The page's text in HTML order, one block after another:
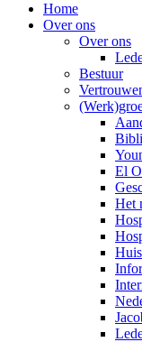
Home
Over ons
Over ons
Bestuur
El
Het